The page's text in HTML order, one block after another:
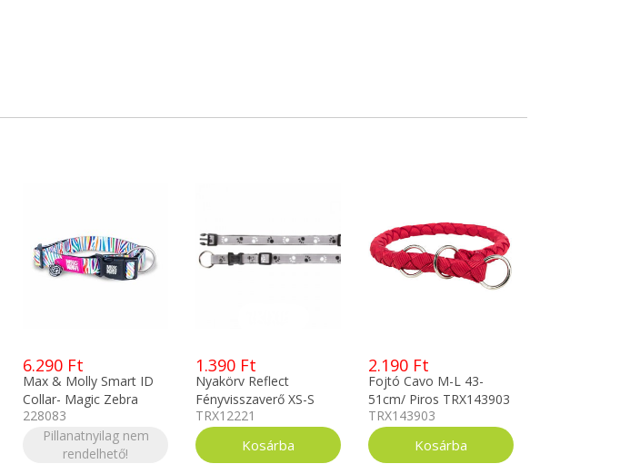
6.290 Ft
Max & Molly Smart ID
Collar- Magic Zebra
Nyakörv M
228083
Pillanatnyilag nem
rendelhető!
1.390 Ft
Nyakörv Reflect
Fényvisszaverő XS-S
Szürke/Fekete
TRX12221
TRX12221
2.190 Ft
Fojtó Cavo M-L 43-
51cm/ Piros TRX143903
TRX143903